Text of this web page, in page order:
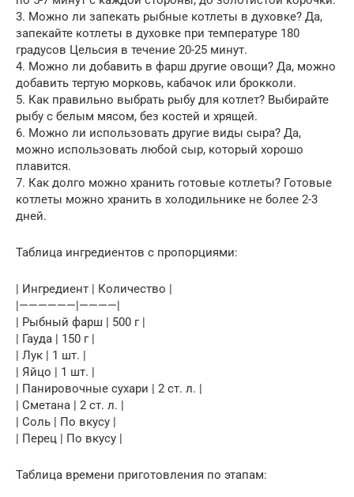
3. Можно ли запекать рыбные котлеты в духовке? Да,
запекайте котлеты в духовке при температуре 180
градусов Цельсия в течение 20-25 минут.
4. Можно ли добавить в фарш другие овощи? Да, можно
добавить тертую морковь, кабачок или брокколи.
5. Как правильно выбрать рыбу для котлет? Выбирайте
рыбу с белым мясом, без костей и хрящей.
6. Можно ли использовать другие виды сыра? Да,
можно использовать любой сыр, который хорошо
плавится.
7. Как долго можно хранить готовые котлеты? Готовые
котлеты можно хранить в холодильнике не более 2-3
дней.
Таблица ингредиентов с пропорциями:
| Ингредиент | Количество |
|——————|————|
| Рыбный фарш | 500 г |
| Гауда | 150 г |
| Лук | 1 шт. |
| Яйцо | 1 шт. |
| Панировочные сухари | 2 ст. л. |
| Сметана | 2 ст. л. |
| Соль | По вкусу |
| Перец | По вкусу |
Таблица времени приготовления по этапам: